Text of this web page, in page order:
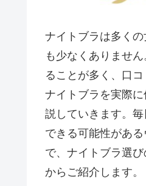
ナイトブラは多く
も少なくありませ
ることが多く、口
ナイトブラを実際
説していきます。
できる可能性があ
で、ナイトブラ選
からご紹介します。